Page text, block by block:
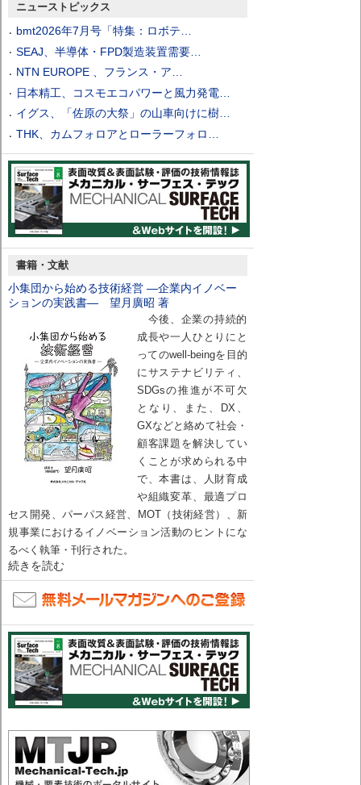
ニューストピックス
bmt2026年7月号「特集：ロボテ…
SEAJ、半導体・FPD製造装置需要…
NTN EUROPE 、フランス・ア…
日本精工、コスモエコパワーと風力発電…
イグス、「佐原の大祭」の山車向けに樹…
THK、カムフォロアとローラーフォロ…
書籍・文献
小集団から始める技術経営 ―企業内イノベー
ションの実践書― 望月廣昭 著
今後、企業の持続的
成長や一人ひとりにと
ってのwell-beingを目的
にサステナビリティ、
SDGsの推進が不可欠
となり、また、DX、
GXなどと絡めて社会・
顧客課題を解決してい
くことが求められる中
で、本書は、人財育成
や組織変革、最適プロ
セス開発、パーパス経営、MOT（技術経営）、新
規事業におけるイノベーション活動のヒントにな
るべく執筆・刊行された。
続きを読む